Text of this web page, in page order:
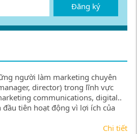
Đăng ký
người làm marketing chuyên
director) trong lĩnh vực
communications, digital..
tiên hoạt động vì lợi ích của
Chi tiết